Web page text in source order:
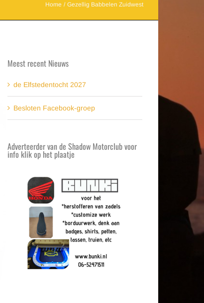
Home Gezellig Babbelen Zuidwest
Meest recent Nieuws
de Elfstedentocht 2027
Besloten Facebook-groep
Adverteerder van de Shadow Motorclub voor
info klik op het plaatje